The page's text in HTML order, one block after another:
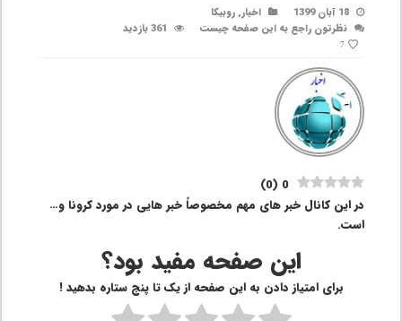
18 آبان 1399 اخبار,روبیکا
نظرتون راجع به این صفحه چیست
361 بازدید
7
0
(
0
)
در این کانال خبر های مهم مخصوصاً خبر هایی در مورد کرونا و…
است.
این صفحه مفید بود؟
برای امتیاز دادن به این صفحه از یک تا پنج ستاره بدهید !